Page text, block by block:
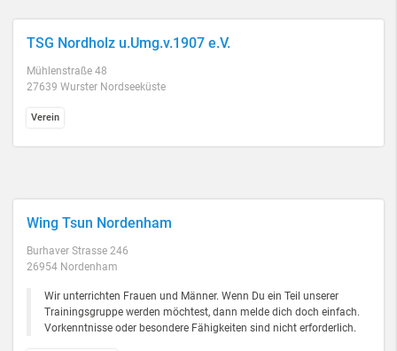
TSG Nordholz u.Umg.v.1907 e.V.
Mühlenstraße 48
27639 Wurster Nordseeküste
Verein
Wing Tsun Nordenham
Burhaver Strasse 246
26954 Nordenham
Wir unterrichten Frauen und Männer. Wenn Du ein Teil unserer
Trainingsgruppe werden möchtest, dann melde dich doch einfach.
Vorkenntnisse oder besondere Fähigkeiten sind nicht erforderlich.